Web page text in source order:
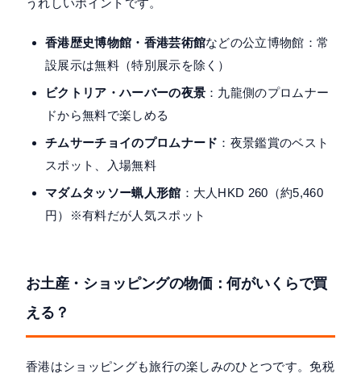
うれしいポイントです。
香港歴史博物館・香港芸術館などの公立博物館：常
設展示は無料（特別展示を除く）
ビクトリア・ハーバーの夜景 ：九龍側のプロムナー
ドから無料で楽しめる
チムサーチョイのプロムナード ：夜景鑑賞のベスト
スポット、入場無料
マダムタッソー蝋人形館 ：大人HKD 260（約5,460
円）※有料だが人気スポット
お土産・ショッピングの物価：何がいくらで買
える？
香港はショッピングも旅行の楽しみのひとつです。免税